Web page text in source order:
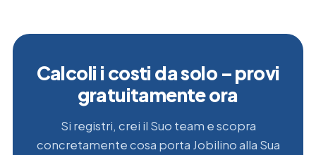
Calcoli i costi da solo – provi
gratuitamente ora
Si registri, crei il Suo team e scopra
concretamente cosa porta Jobilino alla Sua